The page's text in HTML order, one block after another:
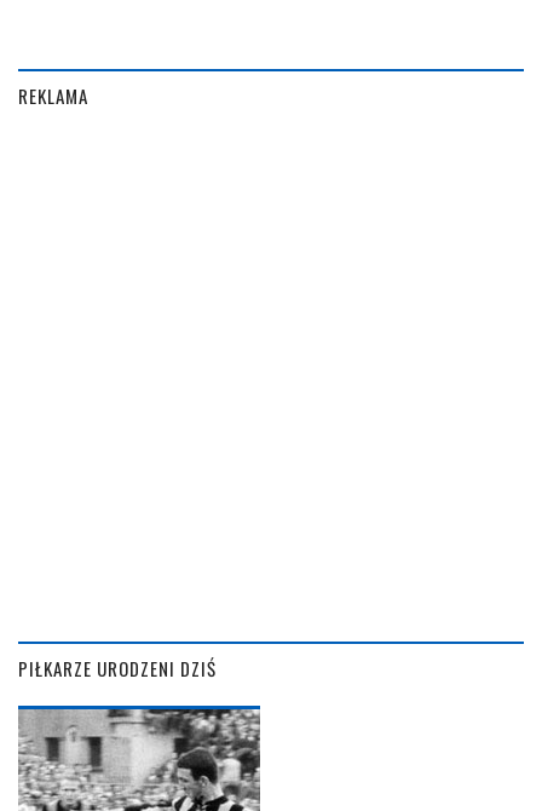
REKLAMA
PIŁKARZE URODZENI DZIŚ